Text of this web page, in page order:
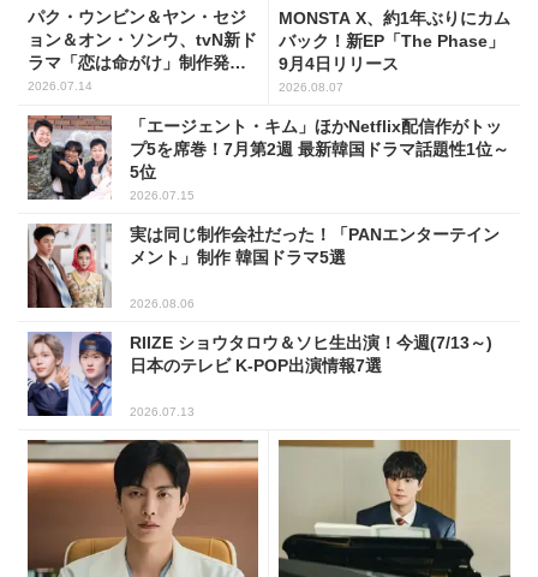
パク・ウンビン＆ヤン・セジ
ョン＆オン・ソンウ、tvN新ド
ラマ「恋は命がけ」制作発表
会に出席！(PHOTO18枚)
2026.07.14
MONSTA X、約1年ぶりにカム
バック！新EP「The Phase」
9月4日リリース
2026.08.07
「エージェント・キム」ほかNetflix配信作がトッ
プ5を席巻！7月第2週 最新韓国ドラマ話題性1位～
5位
2026.07.15
実は同じ制作会社だった！「PANエンターテイン
メント」制作 韓国ドラマ5選
2026.08.06
RIIZE ショウタロウ＆ソヒ生出演！今週(7/13～)
日本のテレビ K-POP出演情報7選
2026.07.13